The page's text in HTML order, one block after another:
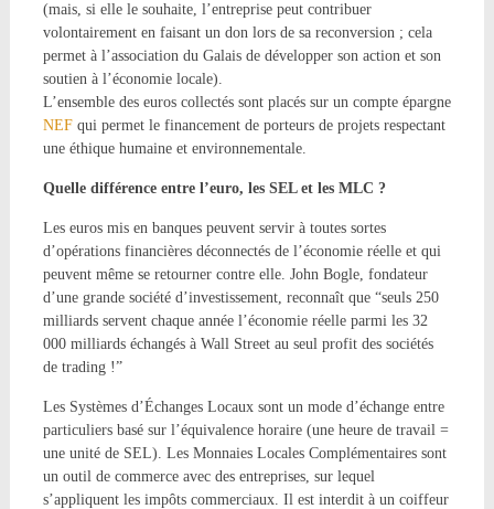
(mais, si elle le souhaite, l’entreprise peut contribuer
volontairement en faisant un don lors de sa reconversion ; cela
permet à l’association du Galais de développer son action et son
soutien à l’économie locale).
L’ensemble des euros collectés sont placés sur un compte épargne
NEF qui permet le financement de porteurs de projets respectant
une éthique humaine et environnementale.
Quelle différence entre l’euro, les SEL et les MLC ?
Les euros mis en banques peuvent servir à toutes sortes
d’opérations financières déconnectés de l’économie réelle et qui
peuvent même se retourner contre elle. John Bogle, fondateur
d’une grande société d’investissement, reconnaît que “seuls 250
milliards servent chaque année l’économie réelle parmi les 32
000 milliards échangés à Wall Street au seul profit des sociétés
de trading !”
Les Systèmes d’Échanges Locaux sont un mode d’échange entre
particuliers basé sur l’équivalence horaire (une heure de travail =
une unité de SEL). Les Monnaies Locales Complémentaires sont
un outil de commerce avec des entreprises, sur lequel
s’appliquent les impôts commerciaux. Il est interdit à un coiffeur